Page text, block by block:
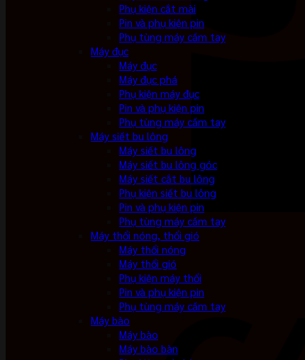
Phụ kiện cắt mài
Pin và phụ kiện pin
Phụ tùng máy cầm tay
Máy đục
Máy đục
Máy đục phá
Phụ kiện máy đục
Pin và phụ kiện pin
Phụ tùng máy cầm tay
Máy siết bu lông
Máy siết bu lông
Máy siết bu lông góc
Máy siết cắt bu lông
Phụ kiện siết bu lông
Pin và phụ kiện pin
Phụ tùng máy cầm tay
Máy thổi nóng, thổi gió
Máy thổi nóng
Máy thổi gió
Phụ kiện máy thổi
Pin và phụ kiện pin
Phụ tùng máy cầm tay
Máy bào
Máy bào
Máy bào bàn